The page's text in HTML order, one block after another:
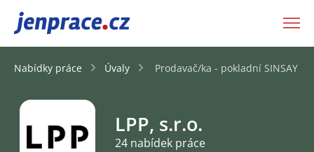
JenPráce.cz
Nabídky práce Úvaly Prodavač/ka - pokladní SINSAY -
LPP, s.r.o.
24 nabídek práce